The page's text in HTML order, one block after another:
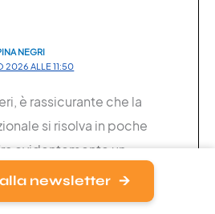
NEGRI
2026 ALLE 11:50
è rassicurante che la
si risolva in poche
evidentemente un
con un rapido
newsletter